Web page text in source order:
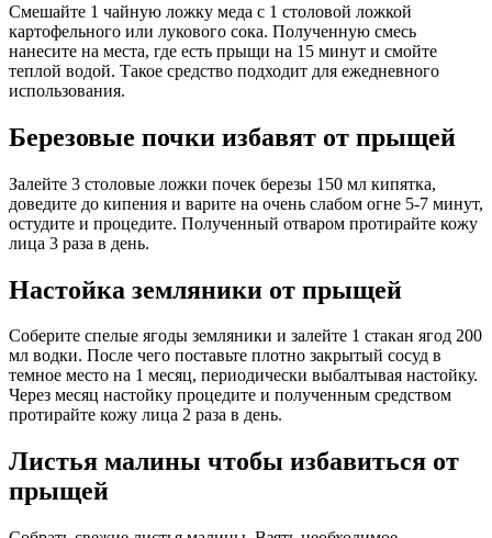
Смешайте 1 чайную ложку меда с 1 столовой ложкой
картофельного или лукового сока. Полученную смесь
нанесите на места, где есть прыщи на 15 минут и смойте
теплой водой. Такое средство подходит для ежедневного
использования.
Березовые почки избавят от прыщей
Залейте 3 столовые ложки почек березы 150 мл кипятка,
доведите до кипения и варите на очень слабом огне 5-7 минут,
остудите и процедите. Полученный отваром протирайте кожу
лица 3 раза в день.
Настойка земляники от прыщей
Соберите спелые ягоды земляники и залейте 1 стакан ягод 200
мл водки. После чего поставьте плотно закрытый сосуд в
темное место на 1 месяц, периодически выбалтывая настойку.
Через месяц настойку процедите и полученным средством
протирайте кожу лица 2 раза в день.
Листья малины чтобы избавиться от
прыщей